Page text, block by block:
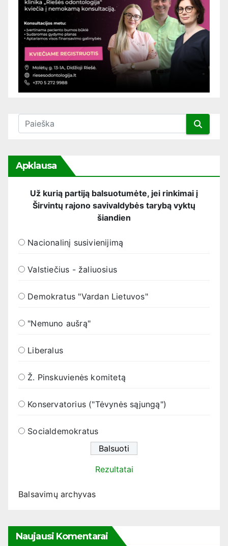
Apklausa
Už kurią partiją balsuotumėte, jei rinkimai į
Širvintų rajono savivaldybės tarybą vyktų
šiandien
Nacionalinį susivienijimą
Valstiečius - žaliuosius
Demokratus "Vardan Lietuvos"
"Nemuno aušrą"
Liberalus
Ž. Pinskuvienės komitetą
Konservatorius ("Tėvynės sąjungą")
Socialdemokratus
Rezultatai
Balsavimų archyvas
Naujausi Komentarai